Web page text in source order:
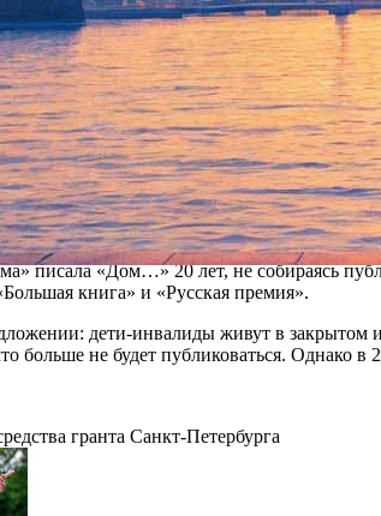
Петросян: они сидели, стояли,
например, объяснить, откуда её герои
о возможной экранизации романа и
каком-то ключе, очень зависимом от
выпустить по его мотивам мультик,
один раз, прислал письмо без
Петросян стал одной из самых
писала «Дом…» 20 лет, не собираясь
книга» и «Русская премия».
дети-инвалиды живут в закрытом
больше не будет публиковаться. Однако в
гранта Санкт-Петербурга